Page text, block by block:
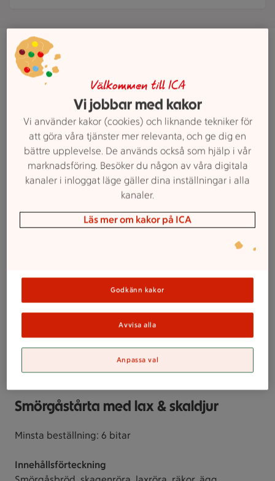
Smörgåstårta med ost & skinka
Minsta beställning: 6 bitar
Pris per bit Beställning 6,9 eller 12 bitar.93 kr
Pris per bit Glutenfri eller laktosfri. 6.9 eller 12 bitar. 103
Smörgåstårta med lax & skaldjur
Minsta beställning: 6 bitar
Innehållsförteckning
Välkommen till ICA
Vi jobbar med kakor
Vi använder kakor (cookies) och liknande tekniker för
att göra våra tjänster mer relevanta, och ge dig en
bättre upplevelse. De används också som hjälp i vår
marknadsföring. Besöker du någon av våra digitala
kanaler i inloggat läge gäller dina inställningar i alla
kanaler.
Läs mer om kakor på ICA
Godkänn kakor
Avvisa alla
Anpassa val